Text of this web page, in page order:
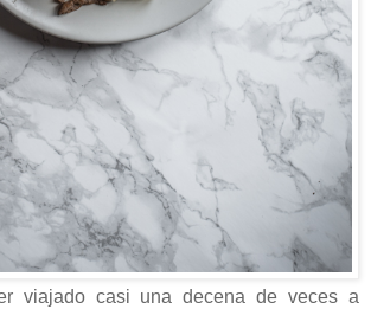
viajado casi una decena de veces a